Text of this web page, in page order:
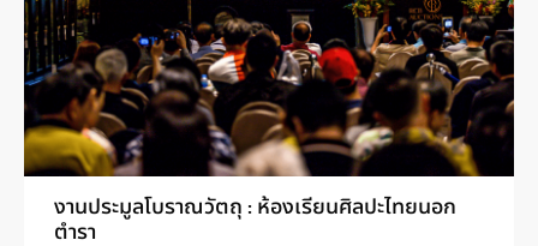
งานประมูลโบราณวัตถุ : ห้องเรียนศิลปะไทยนอก
ตำรา